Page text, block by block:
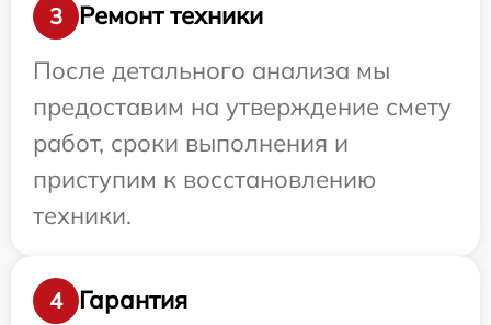
3
Ремонт техники
После детального анализа мы
предоставим на утверждение смету
работ, сроки выполнения и
приступим к восстановлению
техники.
4
Гарантия